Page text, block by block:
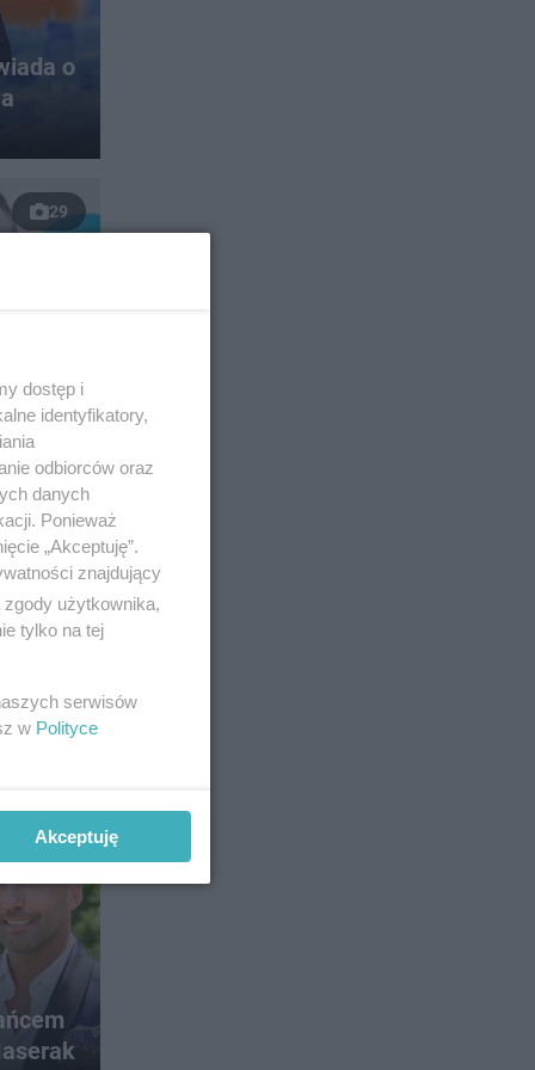
o
29
31
dostęp i
identyfikatory,
odbiorców oraz
danych
Ponieważ
„Akceptuję”.
znajdujący
użytkownika,
tylko na tej
serwisów
w Polityce
Akceptuję